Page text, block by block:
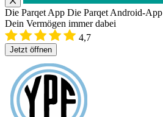
Die Parqet App Die Parqet Android-App
Dein Vermögen immer dabei
4,7
Jetzt öffnen